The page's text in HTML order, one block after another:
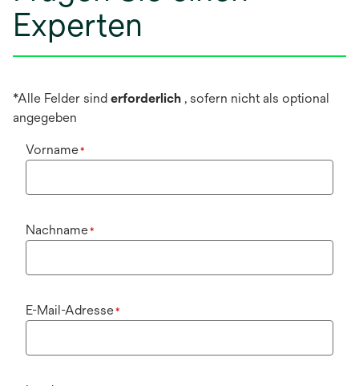
Experten
*Alle Felder sind erforderlich , sofern nicht als optional
angegeben
Vorname*
Nachname*
E-Mail-Adresse*